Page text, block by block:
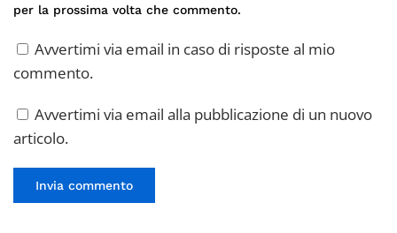
per la prossima volta che commento.
Avvertimi via email in caso di risposte al mio
commento.
Avvertimi via email alla pubblicazione di un nuovo
articolo.
Invia commento